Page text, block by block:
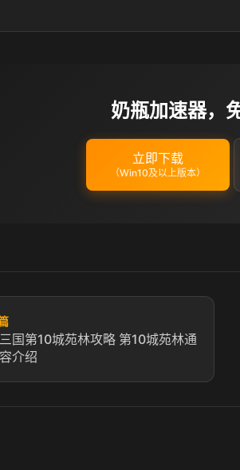
奶瓶加速器，
立即下载
（Win10及以上版本）
国第10城苑林攻略 第10城苑林通
介绍